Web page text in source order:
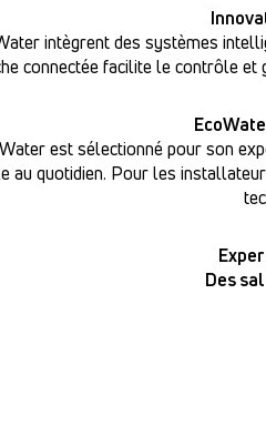
intègrent des systèmes
connectée facilite le contrôle et
est sélectionné pour son
au quotidien. Pour les
Des